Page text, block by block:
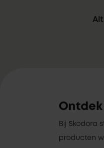
Bij Skodora
producten